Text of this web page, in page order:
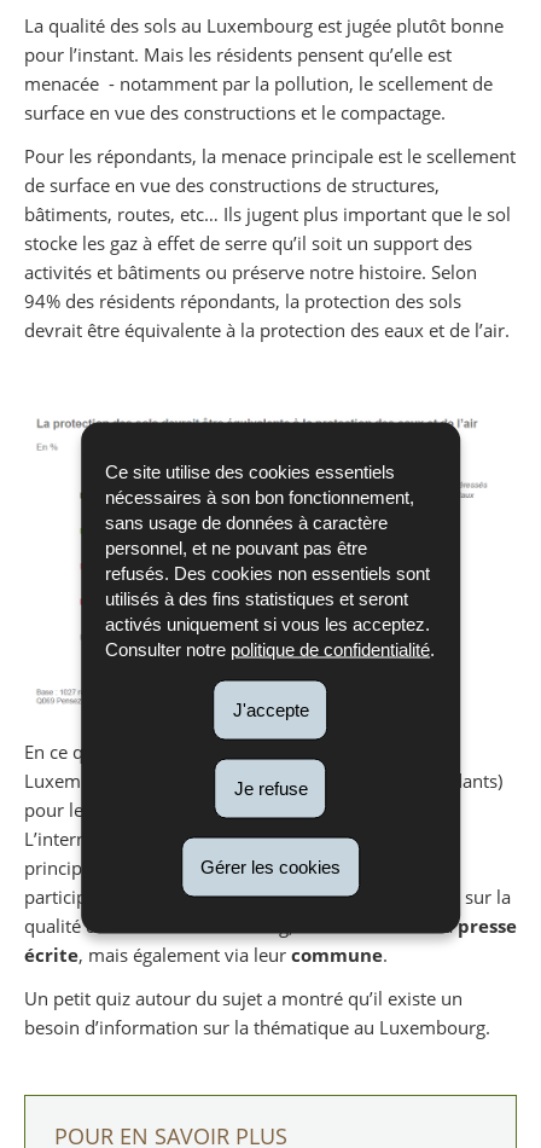
Ce site utilise des cookies essentiels
nécessaires à son bon fonctionnement,
sans usage de données à caractère
personnel, et ne pouvant pas être
refusés. Des cookies non essentiels sont
utilisés à des fins statistiques et seront
activés uniquement si vous les acceptez.
Consulter notre politique de confidentialité.
J'accepte
Je refuse
Gérer les cookies
La qualité des sols au Luxembourg est jugée plutôt bonne
pour l’instant. Mais les résidents pensent qu’elle est
menacée - notamment par la pollution, le scellement de
surface en vue des constructions et le compactage.
Pour les répondants, la menace principale est le scellement
de surface en vue des constructions de structures,
bâtiments, routes, etc… Ils jugent plus important que le sol
stocke les gaz à effet de serre qu’il soit un support des
activités et bâtiments ou préserve notre histoire. Selon
94% des résidents répondants, la protection des sols
devrait être équivalente à la protection des eaux et de l’air.
En ce qui concerne le besoin d’information au
Luxembourg, il y a un grand intérêt (95% des répondants)
pour les sujets environnementaux au Luxembourg.
L’internet et la presse écrite sont les deux sources
principales d’information sur l’environnement. Les
participants souhaiteraient avoir plus d’informations sur la
qualité des sols au Luxembourg, via l’
et lapresse
écrite, mais également via leur commune.
Un petit quiz autour du sujet a montré qu’il existe un
besoin d’information sur la thématique au Luxembourg.
POUR EN SAVOIR PLUS